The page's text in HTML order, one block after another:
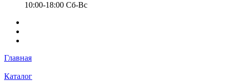
10:00-18:00 Cб-Вс
Главная
Каталог